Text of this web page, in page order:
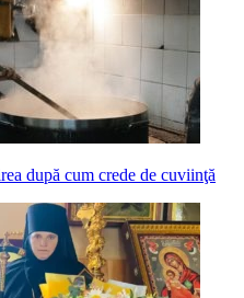
după cum crede de cuviinţă